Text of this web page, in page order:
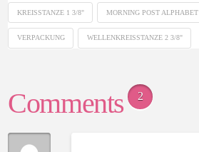
KREISSTANZE 1 3/8" MORNING POST ALPHABET
VERPACKUNG WELLENKREISSTANZE 2 3/8"
Comments 2